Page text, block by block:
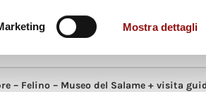
Mostra dettagli
INFO PRATICHE
– Felino – Museo del Salame + visita